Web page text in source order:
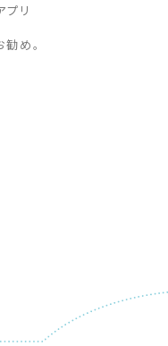
プリ
め。